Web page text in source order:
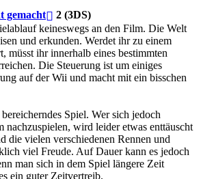
gemacht
2 (3DS)
keineswegs an den Film. Die Welt
und erkunden. Werdet ihr zu einem
müsst ihr innerhalb eines bestimmten
Die Steuerung ist um einiges
auf der Wii und macht mit ein bisschen
Spiel. Wer sich jedoch
nachzuspielen, wird leider etwas enttäuscht
die vielen verschiedenen Rennen und
viel Freude. Auf Dauer kann es jedoch
man sich in dem Spiel längere Zeit
ein guter Zeitvertreib.